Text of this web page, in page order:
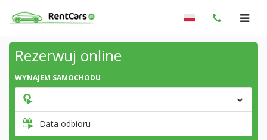
Rezerwuj online
WYNAJEM SAMOCHODU
Data odbioru